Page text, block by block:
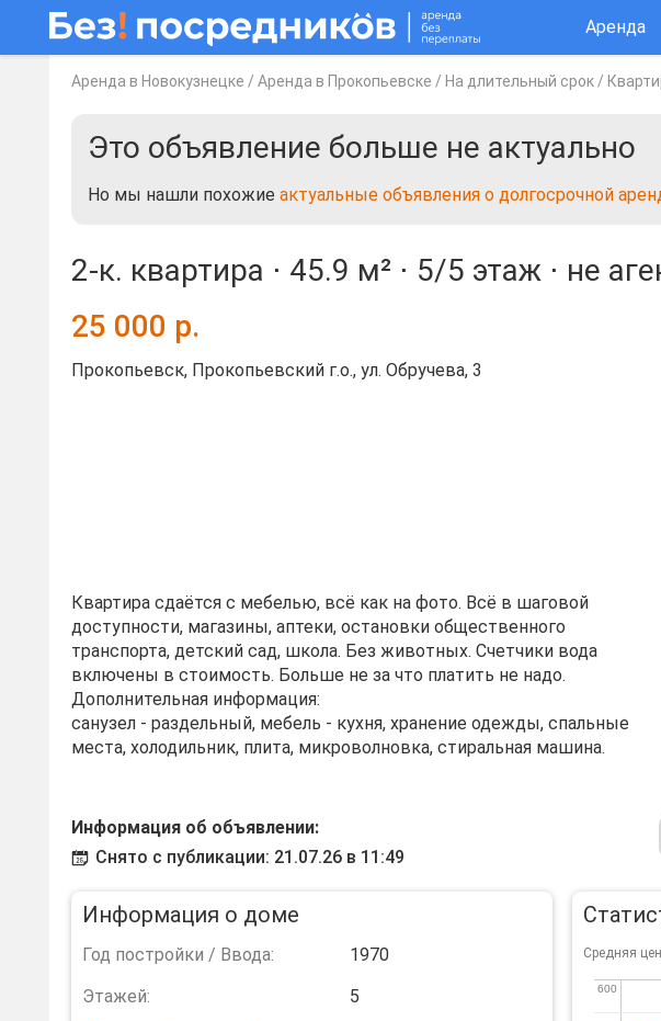
Аренда
Аренда в Новокузнецке / Аренда в Прокопьевске / На длительный срок /
Это объявление больше не актуально
Но мы нашли похожие актуальные объявления о долгосрочной
2-к. квартира ⋅ 45.9 м² ⋅ 5/5 этаж ⋅ не
25 000 р.
Прокопьевск, Прокопьевский г.о., ул. Обручева, 3
Квартира сдаётся с мебелью, всё как на фото. Всё в шаговой
доступности, магазины, аптеки, остановки общественного
транспорта, детский сад, школа. Без животных. Счетчики вода
включены в стоимость. Больше не за что платить не надо.
Дополнительная информация:
санузел - раздельный, мебель - кухня, хранение одежды, спальные
места, холодильник, плита, микроволновка, стиральная машина.
Информация об объявлении:
Снято с публикации: 21.07.26 в 11:49
Информация о доме
Год постройки / Ввода:
1970
Этажей:
5
Средняя
600
600